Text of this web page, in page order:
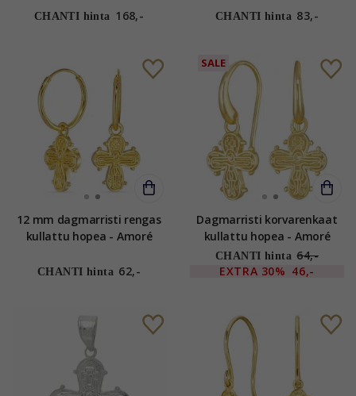
kullattua hopeaa - Amoré
CHANTI hinta 168,- CHANTI hinta 83,-
12 mm dagmarristi rengas
kullattu hopea - Amoré
CHANTI hinta 62,-
SALE
Dagmarristi korvarenkaat
kullattu hopea - Amoré
CHANTI hinta 64,-
EXTRA 30% 46,-